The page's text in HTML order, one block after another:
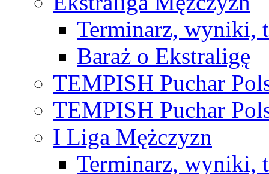
Terminarz, wyniki,
Baraż o Ekstraligę
TEMPISH Puchar
TEMPISH Puchar
I Liga Mężczyzn
Terminarz, wyniki,